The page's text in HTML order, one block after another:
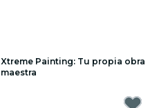
Xtreme Painting: Tu propia obra
maestra